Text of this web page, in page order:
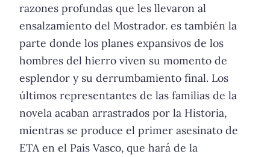
razones profundas que les lle­varon al
ensalzamiento del Mostrador. es también la
parte donde los planes expansivos de los
hombres del hierro viven su momento de
esplendor y su derrumbamiento final. Los
últimos representantes de las familias de la
novela acaban arrastrados por la Historia,
mientras se produce el primer asesinato de
ETA en el País Vasco, que hará de la